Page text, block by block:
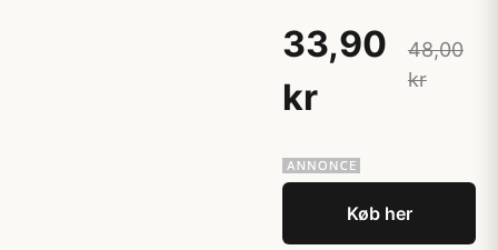
33,90
kr
48,00
kr
Køb her